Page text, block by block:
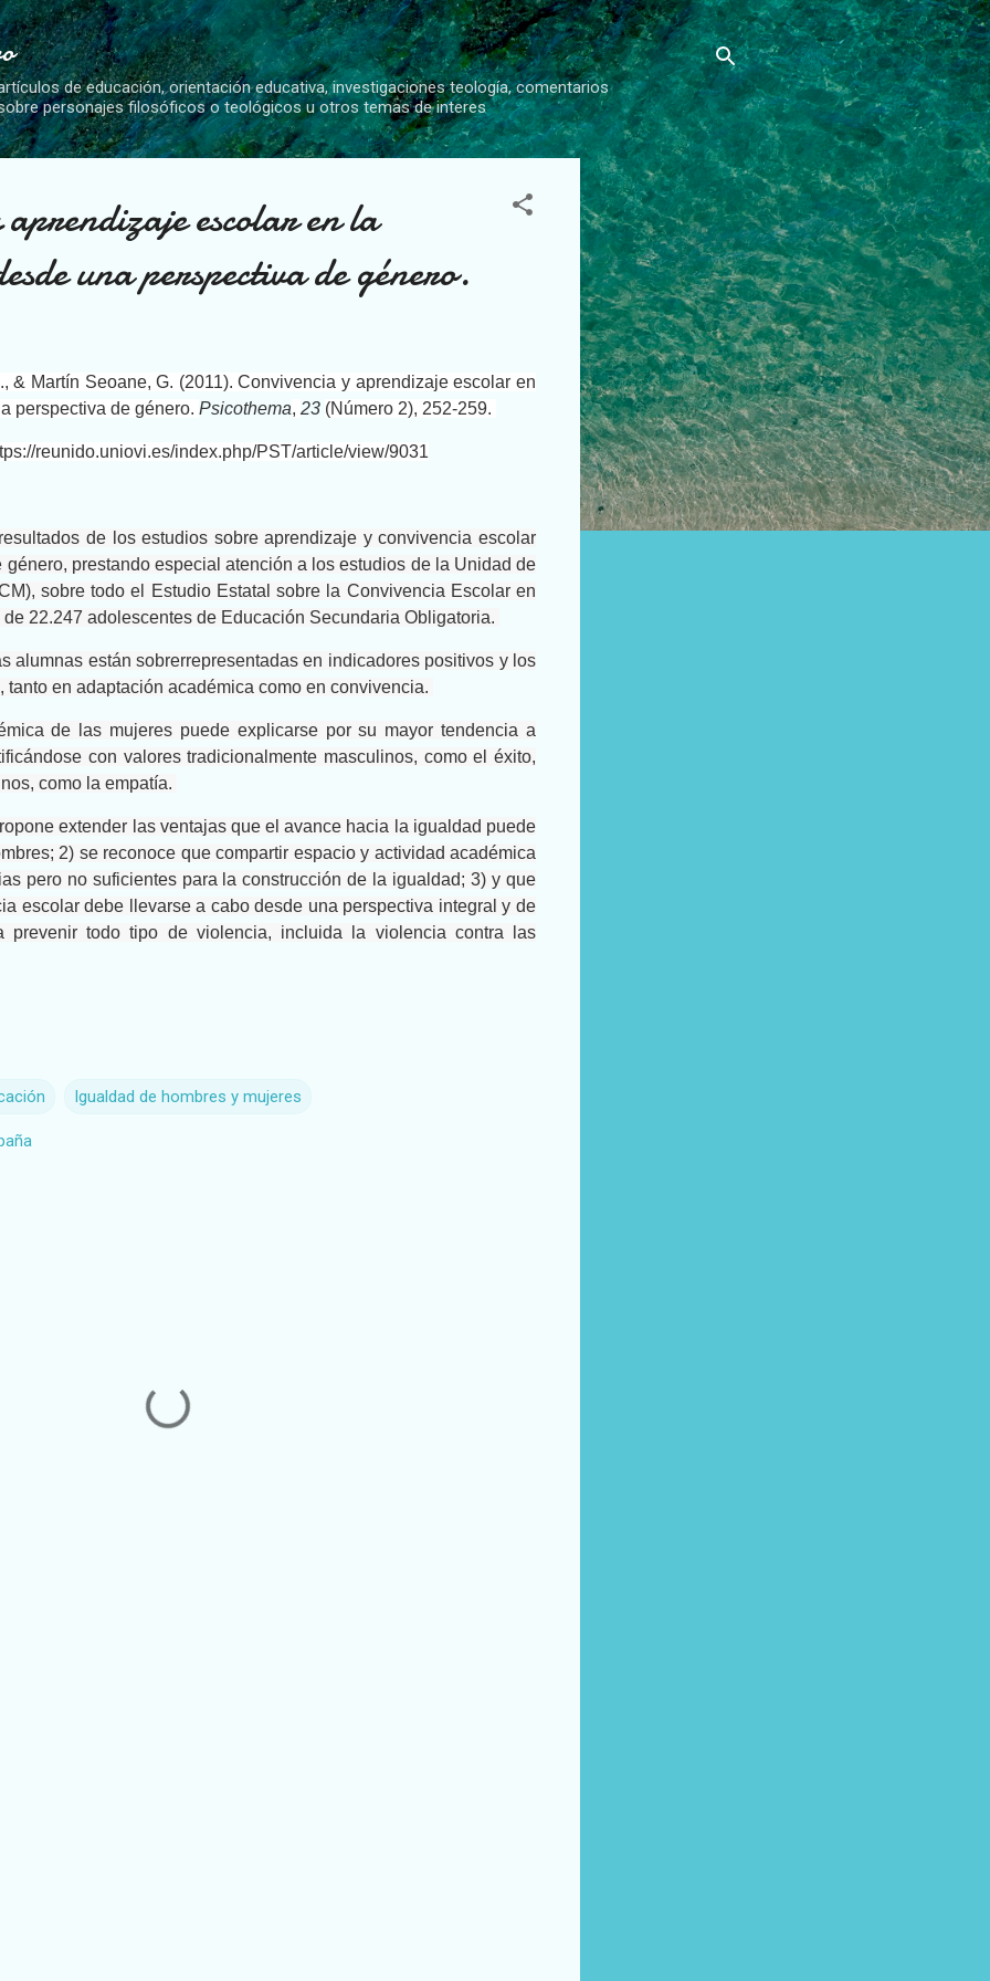
Ir al contenido principal
de educación, orientación educativa, investigaciones teología, comentarios
personajes filosóficos o teológicos u otros temas de interes
escolar en la
una perspectiva de género.
& Martín Seoane, G. (2011). Convivencia y aprendizaje escolar en
perspectiva de género. Psicothema, 23 (Número 2), 252-259.
reunido.uniovi.es/index.php/PST/article/view/9031
de los estudios sobre aprendizaje y convivencia escolar
género, prestando especial atención a los estudios de la Unidad de
sobre todo el Estudio Estatal sobre la Convivencia Escolar en
22.247 adolescentes de Educación Secundaria Obligatoria.
alumnas están sobrerrepresentadas en indicadores positivos y los
tanto en adaptación académica como en convivencia.
de las mujeres puede explicarse por su mayor tendencia a
con valores tradicionalmente masculinos, como el éxito,
como la empatía.
extender las ventajas que el avance hacia la igualdad puede
2) se reconoce que compartir espacio y actividad académica
pero no suficientes para la construcción de la igualdad; 3) y que
escolar debe llevarse a cabo desde una perspectiva integral y de
prevenir todo tipo de violencia, incluida la violencia contra las
Igualdad de hombres y mujeres